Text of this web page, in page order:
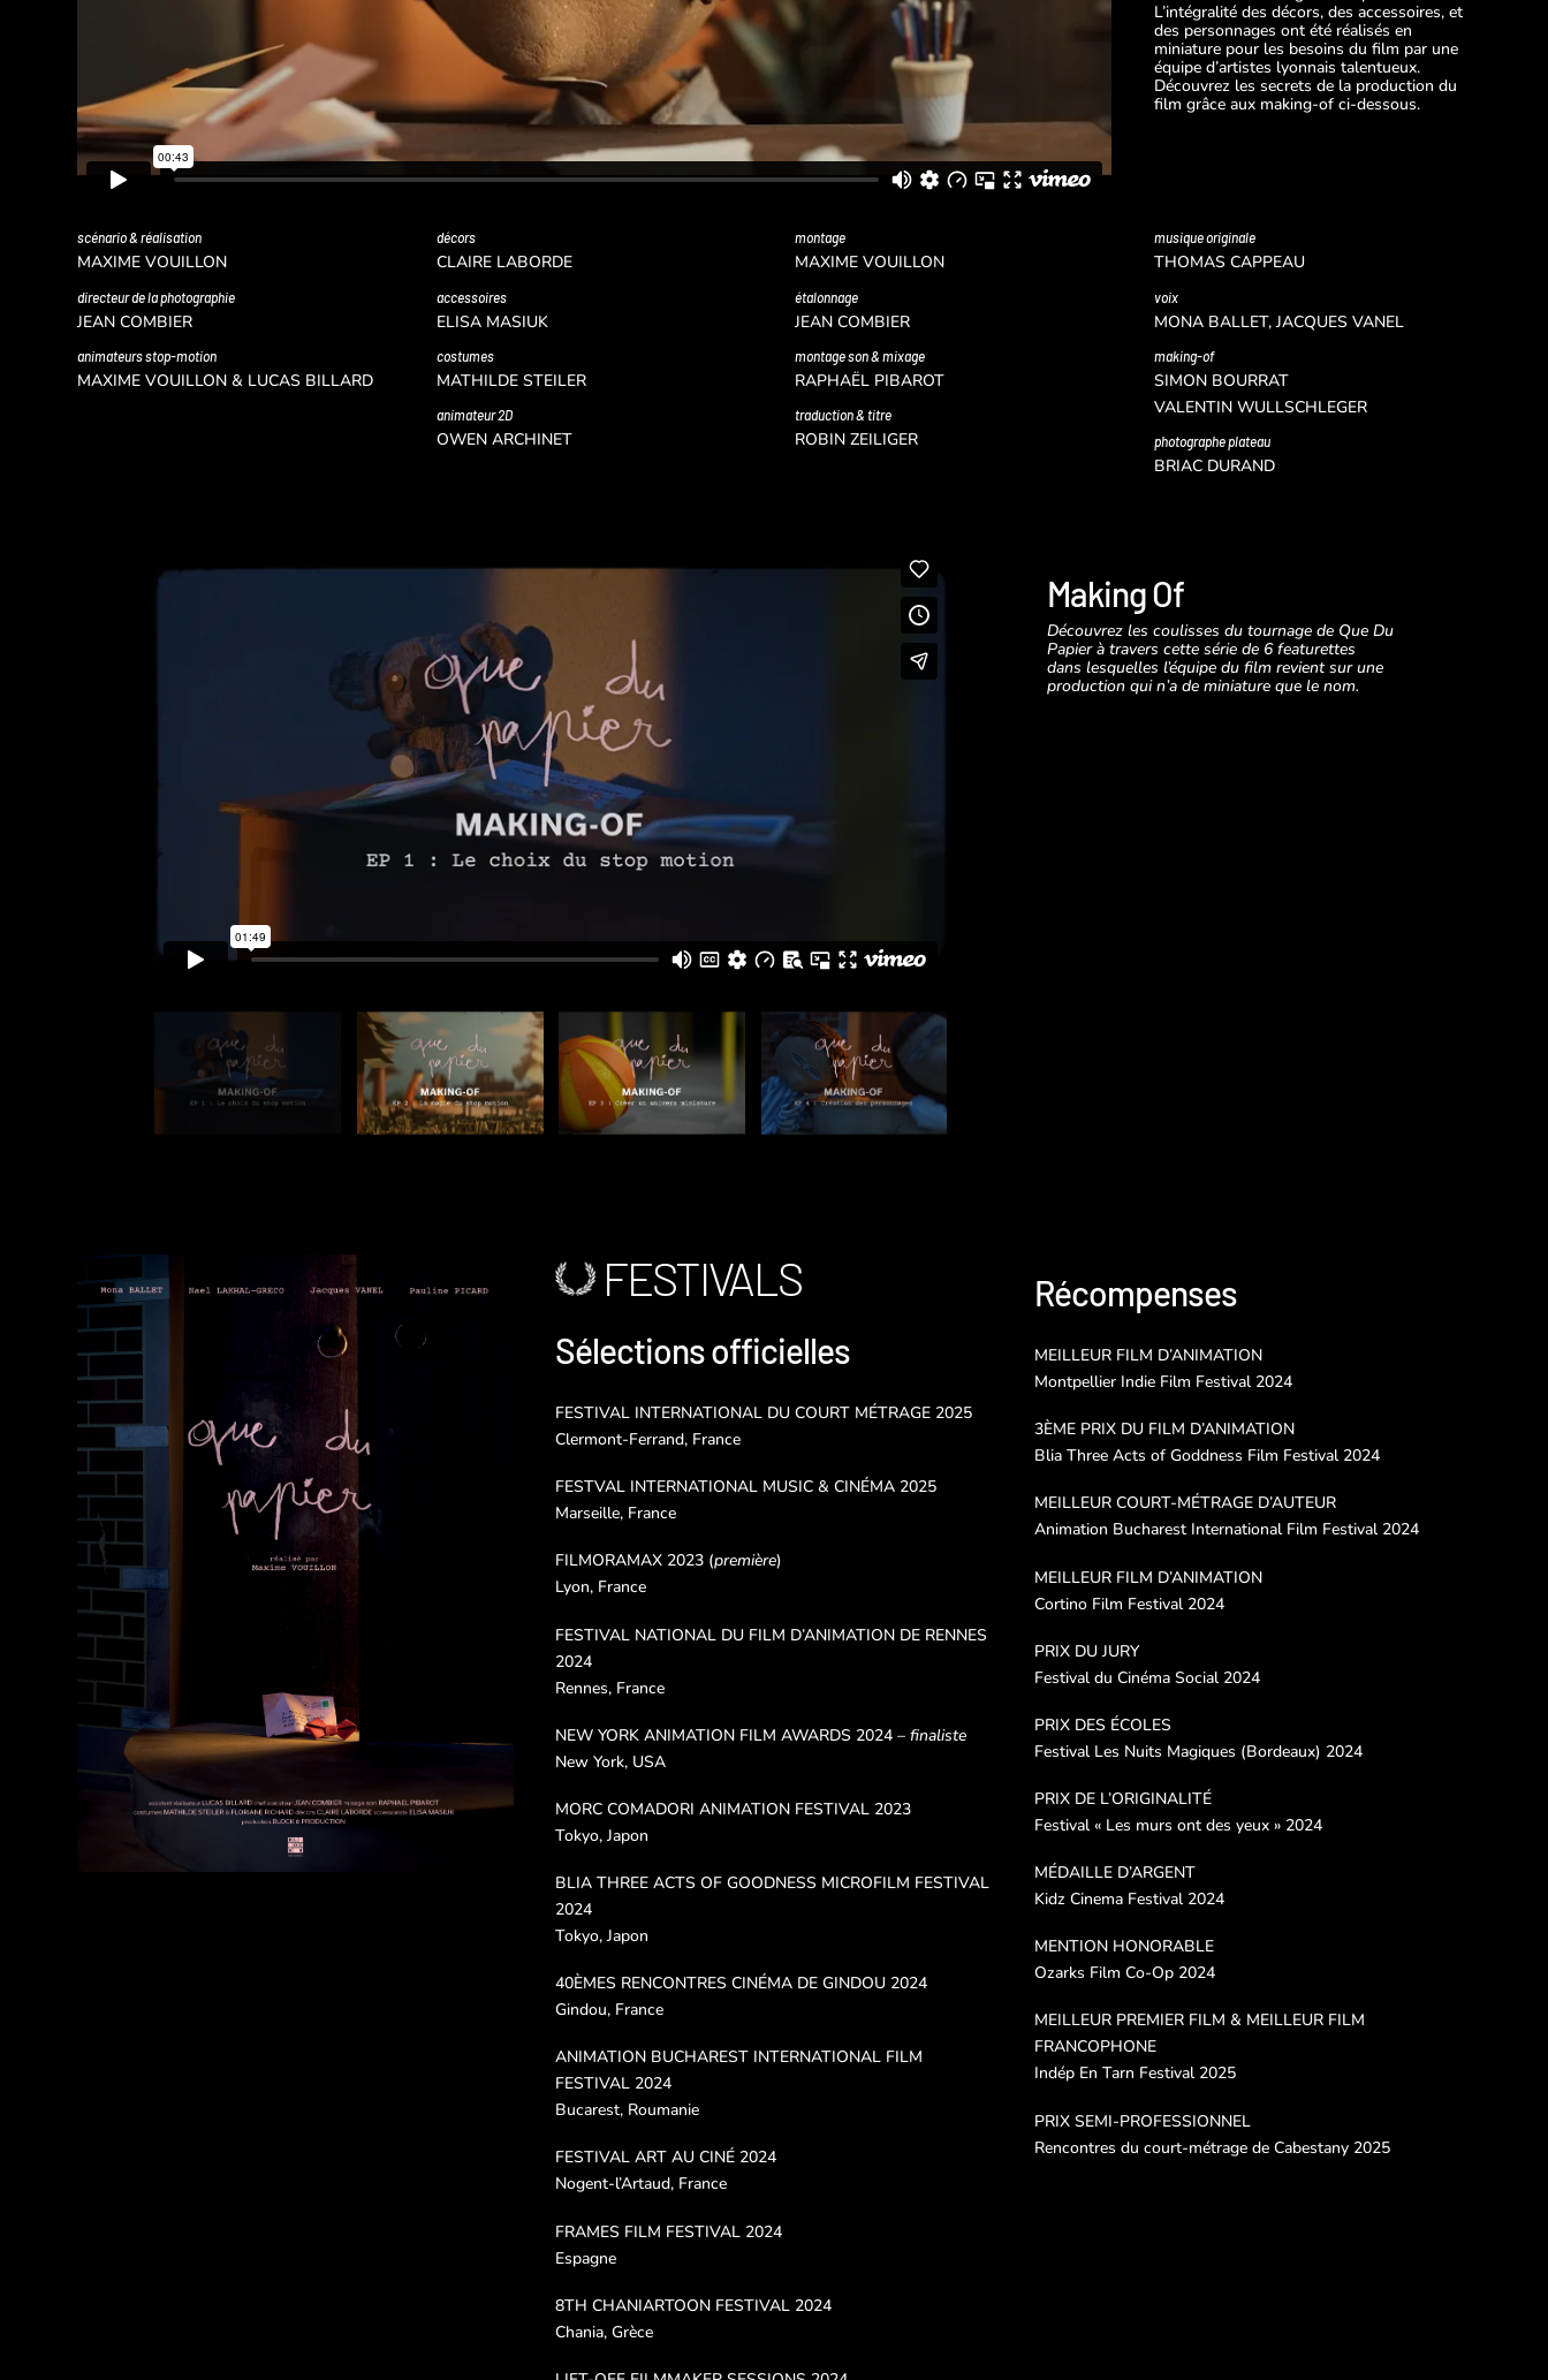
L’intégralité des décors, des accessoires, et
des personnages ont été réalisés en
miniature pour les besoins du film par une
équipe d’artistes lyonnais talentueux.
Découvrez les secrets de la production du
film grâce aux making-of ci-dessous.
scénario & réalisation
MAXIME VOUILLON
directeur de la photographie
JEAN COMBIER
animateurs stop-motion
MAXIME VOUILLON & LUCAS BILLARD
décors
CLAIRE LABORDE
accessoires
ELISA MASIUK
costumes
MATHILDE STEILER
animateur 2D
OWEN ARCHINET
montage
MAXIME VOUILLON
étalonnage
JEAN COMBIER
montage son & mixage
RAPHAËL PIBAROT
traduction & titre
ROBIN ZEILIGER
musique originale
THOMAS CAPPEAU
voix
MONA BALLET, JACQUES VANEL
making-of
SIMON BOURRAT
VALENTIN WULLSCHLEGER
photographe plateau
BRIAC DURAND
Making Of
Découvrez les coulisses du tournage de Que Du
Papier à travers cette série de 6 featurettes
dans lesquelles l’équipe du film revient sur une
production qui n’a de miniature que le nom.
FESTIVALS
Sélections officielles
FESTIVAL INTERNATIONAL DU COURT MÉTRAGE 2025
Clermont-Ferrand, France
FESTVAL INTERNATIONAL MUSIC & CINÉMA 2025
Marseille, France
FILMORAMAX 2023 (première)
Lyon, France
FESTIVAL NATIONAL DU FILM D’ANIMATION DE RENNES
2024
Rennes, France
NEW YORK ANIMATION FILM AWARDS 2024 –finaliste
New York, USA
MORC COMADORI ANIMATION FESTIVAL 2023
Tokyo, Japon
BLIA THREE ACTS OF GOODNESS MICROFILM FESTIVAL
2024
Tokyo, Japon
40ÈMES RENCONTRES CINÉMA DE GINDOU 2024
Gindou, France
ANIMATION BUCHAREST INTERNATIONAL FILM
FESTIVAL 2024
Bucarest, Roumanie
FESTIVAL ART AU CINÉ 2024
Nogent-l’Artaud, France
FRAMES FILM FESTIVAL 2024
Espagne
8TH CHANIARTOON FESTIVAL 2024
Chania, Grèce
Récompenses
MEILLEUR FILM D’ANIMATION
Montpellier Indie Film Festival 2024
3ÈME PRIX DU FILM D’ANIMATION
Blia Three Acts of Goddness Film Festival 2024
MEILLEUR COURT-MÉTRAGE D’AUTEUR
Animation Bucharest International Film Festival 2024
MEILLEUR FILM D’ANIMATION
Cortino Film Festival 2024
PRIX DU JURY
Festival du Cinéma Social 2024
PRIX DES ÉCOLES
Festival Les Nuits Magiques (Bordeaux) 2024
PRIX DE L’ORIGINALITÉ
Festival « Les murs ont des yeux » 2024
MÉDAILLE D’ARGENT
Kidz Cinema Festival 2024
MENTION HONORABLE
Ozarks Film Co-Op 2024
MEILLEUR PREMIER FILM & MEILLEUR FILM
FRANCOPHONE
Indép En Tarn Festival 2025
PRIX SEMI-PROFESSIONNEL
Rencontres du court-métrage de Cabestany 2025